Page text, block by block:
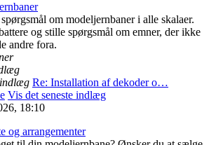
om modeljernbaner i alle skalaer.
og stille spørgsmål om emner, der ikke
andre fora.
indlæg Re: Installation af dekoder o…
Vis det seneste indlæg
18:10
og arrangementer